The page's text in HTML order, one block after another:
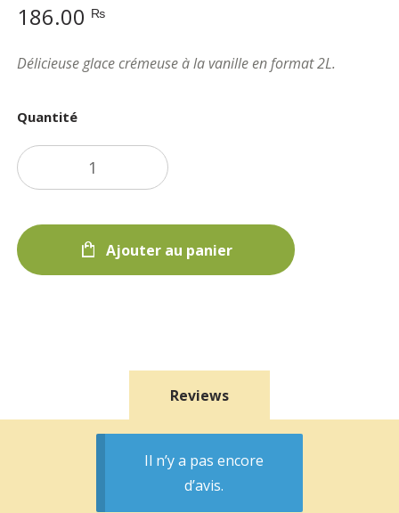
186.00 ₨
Délicieuse glace crémeuse à la vanille en format 2L.
Quantité
Ajouter au panier
Reviews
Il n’y a pas encore
d’avis.